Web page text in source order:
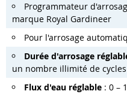
Programmateur
marque Royal Gardineer
Pour l'arrosage
Durée d'arrosage
un nombre illimité de
Flux d'eau réglable : 0 –